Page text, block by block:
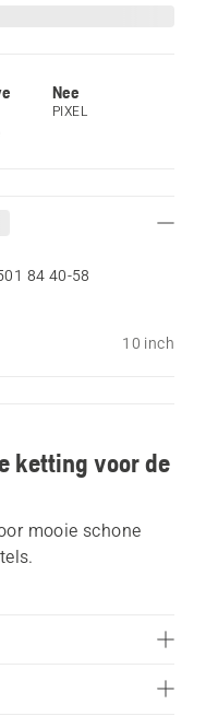
Nee
PIXEL
84 40‑58
10 inch
ketting voor de
mooie schone